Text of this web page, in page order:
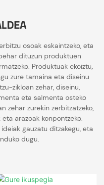
osoak eskaintzeko, eta
dituzun produktuen
Produktuak ekoiztu,
zure tamaina eta diseinu
zikloan zehar, diseinu,
eta salmenta osteko
zehar zurekin zerbitzatzeko,
arazoak konpontzeko.
gauzatu ditzakegu, eta
dugu.